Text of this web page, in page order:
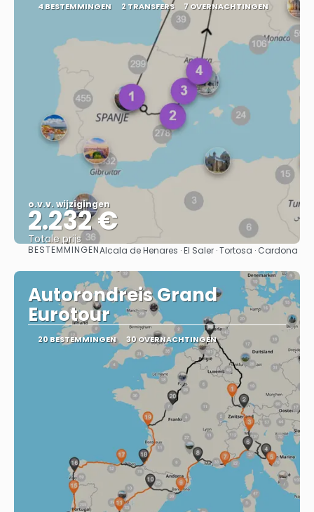
4 BESTEMMINGEN 2 TRANSFERS 7 OVERNACHTINGEN
o.v.v. wijzigingen
2.232 €
Totale prijs
Bekijk
BESTEMMINGENAlcala de Henares · El Saler · Tortosa · Cardona
Autorondreis Grand
Eurotour
20 BESTEMMINGEN 30 OVERNACHTINGEN